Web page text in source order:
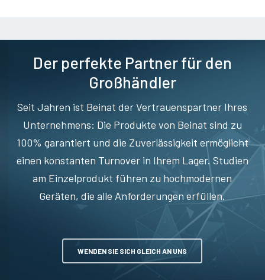
Der perfekte Partner für den
Großhändler
Seit Jahren ist Beinat der Vertrauenspartner Ihres
Unternehmens: Die Produkte von Beinat sind zu
100% garantiert und die Zuverlässigkeit ermöglicht
einen konstanten Turnover in Ihrem Lager. Studien
am Einzelprodukt führen zu hochmodernen
Geräten, die alle Anforderungen erfüllen.
WENDEN SIE SICH GLEICH AN UNS